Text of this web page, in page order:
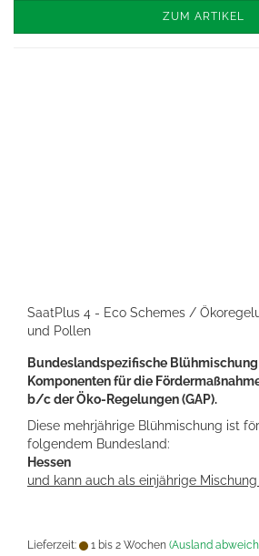
ZUM ARTIKEL
SaatPlus 4 - Eco Schemes /
und Pollen
Bundeslandspezifische
Komponenten für die
b/c der Öko-Regelungen (GAP).
Diese mehrjährige Blühmischung ist
folgendem Bundesland:
Hessen
und kann auch als einjährige
Lieferzeit: 1 bis 2 Wochen (Ausland